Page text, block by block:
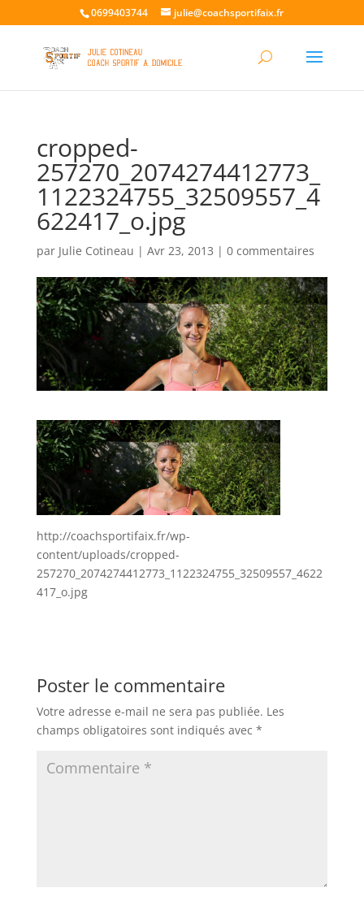
0699403744 julie@coachsportifaix.fr
cropped-
257270_2074274412773_
1122324755_32509557_4
622417_o.jpg
par Julie Cotineau | Avr 23, 2013 | 0 commentaires
http://coachsportifaix.fr/wp-
content/uploads/cropped-
257270_2074274412773_1122324755_32509557_4622
417_o.jpg
Poster le commentaire
Votre adresse e-mail ne sera pas publiée. Les
champs obligatoires sont indiqués avec *